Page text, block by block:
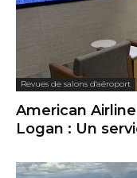
Revues de salons d'aéroport
American
Logan : Un